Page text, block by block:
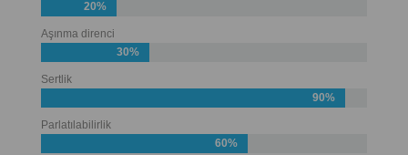
20%
Aşınma direnci
30%
Sertlik
90%
Parlatılabilirlik
60%